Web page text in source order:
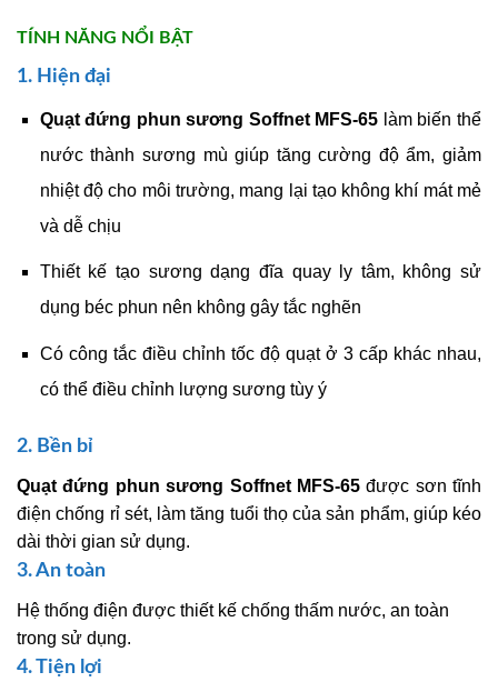
TÍNH NĂNG NỔI BẬT
1. Hiện đại
Quạt đứng phun sương Soffnet MFS-65 làm biến thể
nước thành sương mù giúp tăng cường độ ẩm, giảm
nhiệt độ cho môi trường, mang lại tạo không khí mát mẻ
và dễ chịu
Thiết kế tạo sương dạng đĩa quay ly tâm, không sử
dụng béc phun nên không gây tắc nghẽn
Có công tắc điều chỉnh tốc độ quạt ở 3 cấp khác nhau,
có thể điều chỉnh lượng sương tùy ý
2. Bền bỉ
Quạt đứng phun sương Soffnet MFS-65được sơn tĩnh
điện chống rỉ sét, làm tăng tuổi thọ của sản phẩm, giúp kéo
dài thời gian sử dụng.
3. An toàn
Hệ thống điện được thiết kế chống thấm nước, an toàn
trong sử dụng.
4. Tiện lợi